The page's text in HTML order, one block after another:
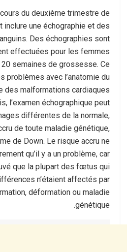
cours du deuxième trimestre de
inclure une échographie et des
Des échographies sont
effectuées pour les femmes
semaines de grossesse. Ce
problèmes avec l’anatomie du
malformations cardiaques
l’examen échographique peut
différentes de la normale,
de toute maladie génétique,
de Down. Le risque accru ne
qu’il y a un problème, car
que la plupart des fœtus qui
n’étaient affectés par
déformation ou maladie
génétique.